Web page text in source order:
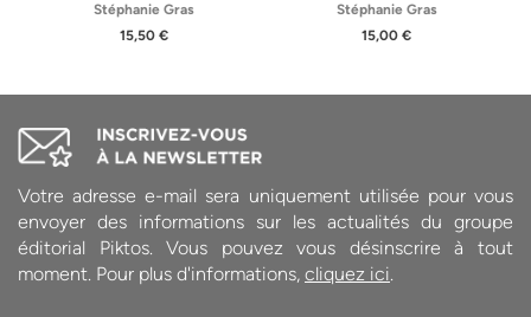
Stéphanie Gras
15,50 €
Stéphanie Gras
15,00 €
Votre adresse e-mail sera uniquement utilisée pour vous
envoyer des informations sur les actualités du groupe
éditorial Piktos. Vous pouvez vous désinscrire à tout
moment. Pour plus d'informations, cliquez ici